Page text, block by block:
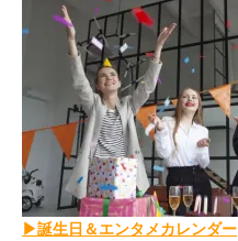
▶誕生日＆エンタメカレンダー